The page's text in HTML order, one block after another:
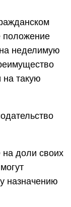
положение
неделимую
на такую
доли своих
назначению